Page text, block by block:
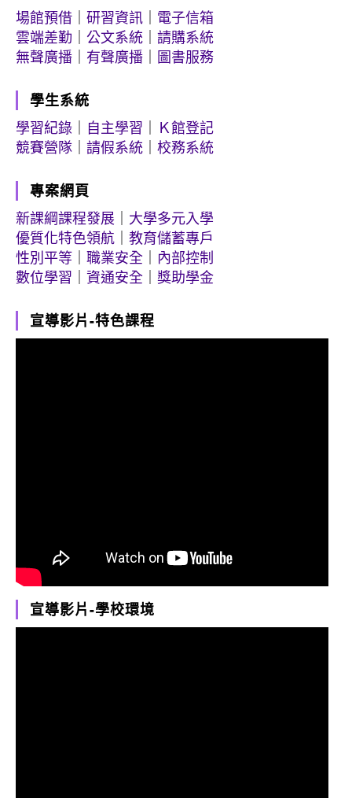
場館預借
研習資訊
電子信箱
雲端差勤
公文系統
請購系統
無聲廣播
有聲廣播 圖書服務
學生系統
學習紀錄
自主學習
Ｋ館登記
競賽營隊
請假系統 校務系統
專案網頁
新課綱課程發展
大學多元入學
優質化特色領航
教育儲蓄專戶
性別平等
職業安全
內部控制
數位學習
資通安全 獎助學金
宣導影片-特色課程
宣導影片-學校環境